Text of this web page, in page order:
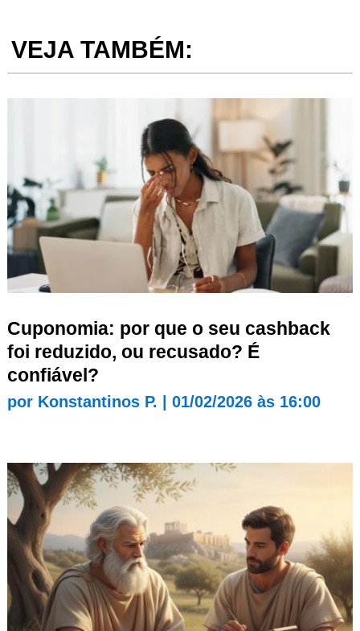
VEJA TAMBÉM:
Cuponomia: por que o seu cashback
foi reduzido, ou recusado? É
confiável?
por Konstantinos P. 01/02/2026 às 16:00